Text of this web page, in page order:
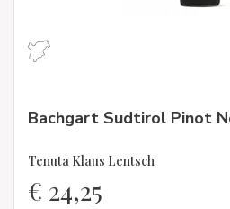
Bachgart Sudtirol Pinot
Tenuta Klaus Lentsch
€ 24,25